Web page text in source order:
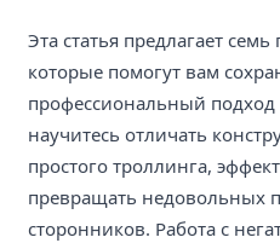
Эта статья предлагает
которые помогут вам
профессиональный
научитесь отличать
простого троллинга,
превращать недовольных
сторонников. Работа с